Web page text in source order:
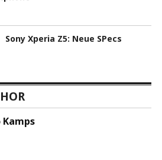
Sony Xperia Z5: Neue SPecs